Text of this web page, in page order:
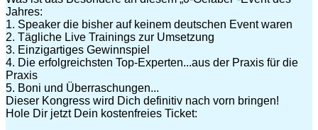
Jahres:
1. Speaker die bisher auf keinem deutschen Event waren
2. Tägliche Live Trainings zur Umsetzung
3. Einzigartiges Gewinnspiel
4. Die erfolgreichsten Top-Experten...aus der Praxis für die
Praxis
5. Boni und Überraschungen...
Dieser Kongress wird Dich definitiv nach vorn bringen!
Hole Dir jetzt Dein kostenfreies Ticket: